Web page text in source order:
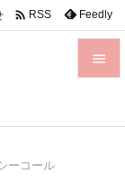

 RSS Feedly
ーコール